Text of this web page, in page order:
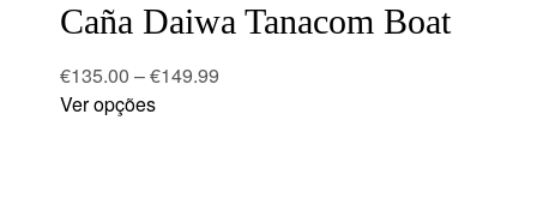
Caña Daiwa Tanacom Boat
€135.00 –€149.99
Ver opções